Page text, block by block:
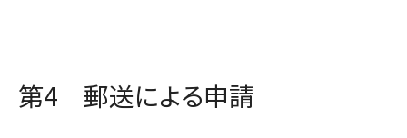
第4 郵送による申請